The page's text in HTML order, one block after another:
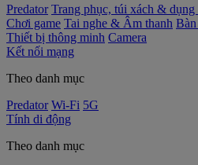
Predator Trang phục, túi xách & dụng
Chơi game Tai nghe & Âm thanh
Thiết bị thông minh Camera
Kết nối mạng
Theo danh mục
Predator Wi-Fi 5G
Tính di động
Theo danh mục